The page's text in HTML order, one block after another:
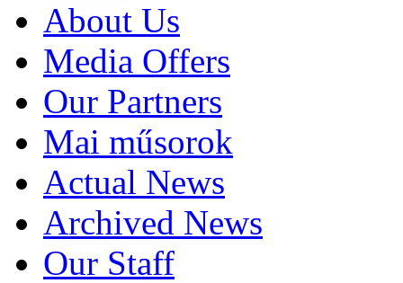
About Us
Media Offers
Our Partners
Mai műsorok
Actual News
Archived News
Our Staff